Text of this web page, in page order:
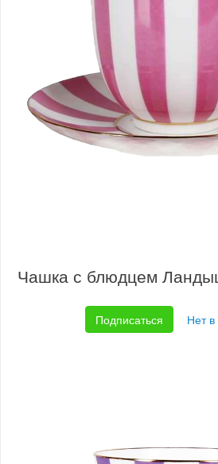
Подписаться Нет